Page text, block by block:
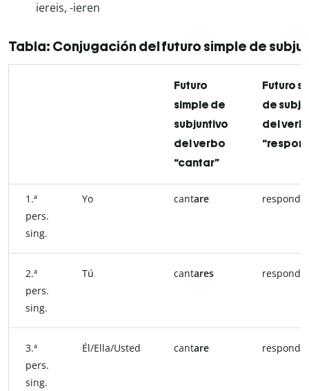
iereis, -ieren
Tabla: Conjugación del futuro simple de
Futuro
simple de
subjuntivo
del verbo
“cantar”
Futuro
de
del
1.ª
pers.
sing.
Yo cantare respond
2.ª
pers.
sing.
Tú cantares respond
3.ª
pers.
sing.
Él/Ella/Usted cantare respond